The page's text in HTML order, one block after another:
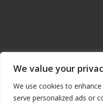
We value your
We use cookies to
serve personalized ads or